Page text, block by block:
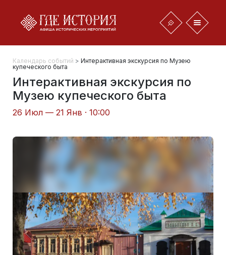
Календарь событий > Интерактивная экскурсия по Музею
купеческого быта
Интерактивная экскурсия по
Музею купеческого быта
26 Июл — 21 Янв · 10:00